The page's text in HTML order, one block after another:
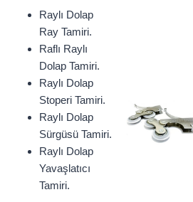
Raylı Dolap
Ray Tamiri.
Raflı Raylı
Dolap Tamiri.
Raylı Dolap
Stoperi Tamiri.
Raylı Dolap
Sürgüsü Tamiri.
Raylı Dolap
Yavaşlatıcı
Tamiri.